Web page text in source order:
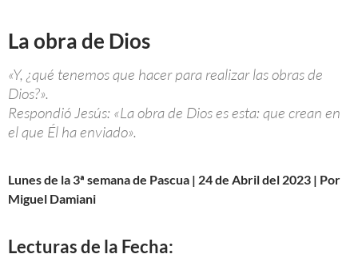
La obra de Dios
«Y, ¿qué tenemos que hacer para realizar las obras de
Dios?».
Respondió Jesús: «La obra de Dios es esta: que crean en
el que Él ha enviado».
Lunes de la 3ª semana de Pascua | 24 de Abril del 2023 | Por
Miguel Damiani
Lecturas de la Fecha: